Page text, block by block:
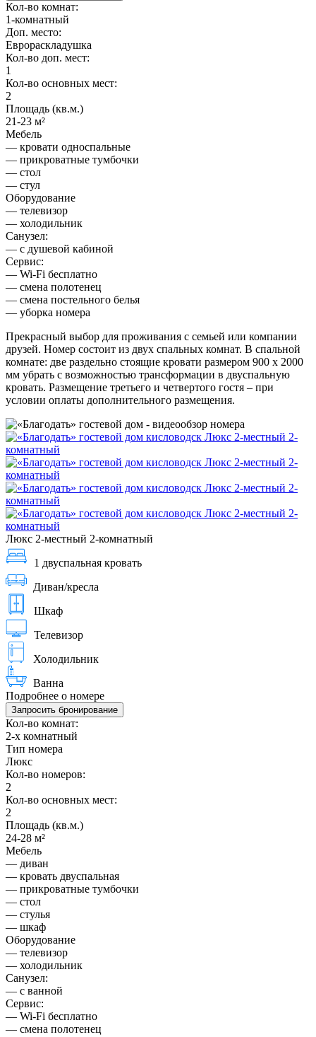
Кол-во комнат:
1-комнатный
Доп. место:
Еврораскладушка
Кол-во доп. мест:
1
Кол-во основных мест:
2
Площадь (кв.м.)
21-23 м²
Мебель
— кровати односпальные
— прикроватные тумбочки
— стол
— стул
Оборудование
— телевизор
— холодильник
Санузел:
— с душевой кабиной
Сервис:
— Wi-Fi бесплатно
— смена полотенец
— смена постельного белья
— уборка номера
Прекрасный выбор для проживания с семьей или компании
друзей. Номер состоит из двух спальных комнат. В спальной
комнате: две раздельно стоящие кровати размером 900 х 2000
мм убрать с возможностью трансформации в двуспальную
кровать. Размещение третьего и четвертого гостя – при
условии оплаты дополнительного размещения.
Люкс 2-местный 2-комнатный
1 двуспальная кровать
Диван/кресла
Шкаф
Телевизор
Холодильник
Ванна
Подробнее о номере
Запросить бронирование
Кол-во комнат:
2-х комнатный
Тип номера
Люкс
Кол-во номеров:
2
Кол-во основных мест:
2
Площадь (кв.м.)
24-28 м²
Мебель
— диван
— кровать двуспальная
— прикроватные тумбочки
— стол
— стулья
— шкаф
Оборудование
— телевизор
— холодильник
Санузел:
— с ванной
Сервис:
— Wi-Fi бесплатно
— смена полотенец